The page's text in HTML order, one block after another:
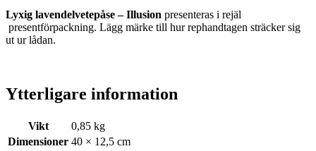
Lyxig lavendelvetepåse – Illusion presenteras i rejäl
presentförpackning. Lägg märke till hur rephandtagen sträcker sig
ut ur lådan.
Ytterligare information
Vikt
0,85 kg
Dimensioner 40 × 12,5 cm